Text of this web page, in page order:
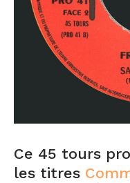
Ce 45 tours
les titres